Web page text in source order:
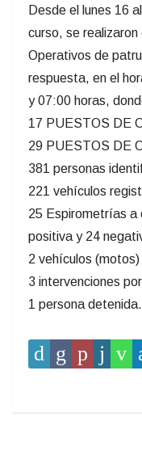
Desde el lunes 16
curso, se
Operativos de
respuesta, en el
y 07:00 horas,
17 PUESTOS DE
29 PUESTOS DE
381 personas
221 vehículos
25 Espirometrías a
positiva y 24
2 vehículos
3 intervenciones
1 persona detenida.